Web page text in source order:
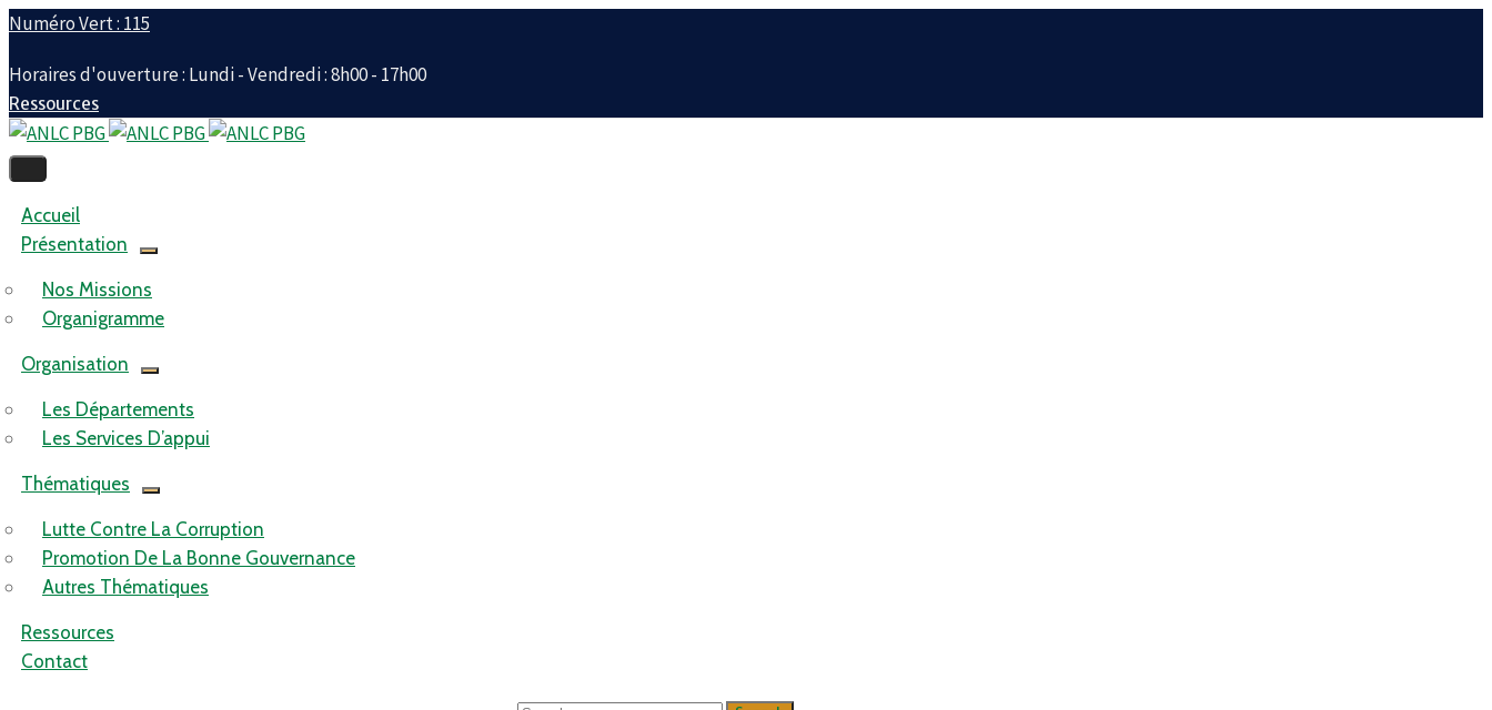
Numéro Vert : 115
Horaires d'ouverture : Lundi - Vendredi : 8h00 - 17h00
Ressources
Accueil
Présentation
Nos Missions
Organigramme
Organisation
Les Départements
Les Services D’appui
Thématiques
Lutte Contre La Corruption
Promotion De La Bonne Gouvernance
Autres Thématiques
Ressources
Contact